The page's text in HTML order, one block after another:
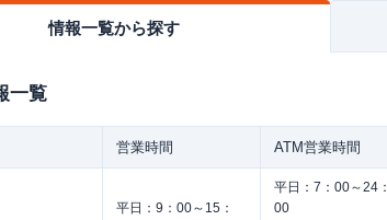
情報一覧から探す
一覧
営業時間 ATM営業時間
平日： 9：00～15：
平日： 7：00～24：
00